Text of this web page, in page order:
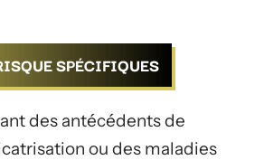
SPÉCIFIQUES
des antécédents de
ou des maladies